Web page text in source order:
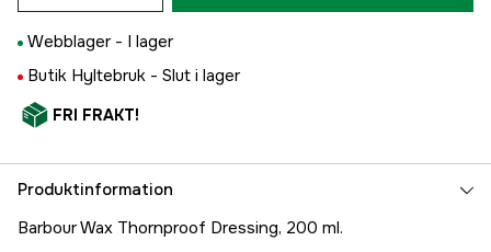
Webblager - I lager
Butik Hyltebruk - Slut i lager
FRI FRAKT!
Produktinformation
Barbour Wax Thornproof Dressing, 200 ml.